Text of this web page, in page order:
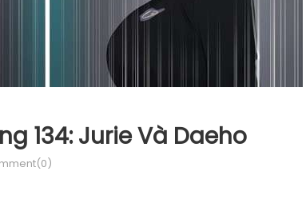
134: Jurie Và Daeho